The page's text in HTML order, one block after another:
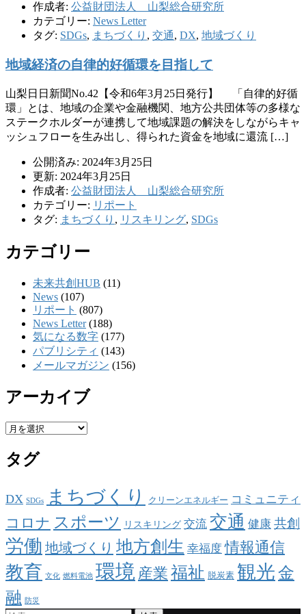
作成者: 公益財団法人 山梨総合研究所
カテゴリー: News Letter
タグ: SDGs, まちづくり , 交通, DX, 地域づくり
地域経済の自律的好循環を目指して
山梨日日新聞No.42【令和6年3月25日発行】 「自律的好循
環」とは、地域の企業や金融機関、地方公共団体等の多様な
ステークホルダーが連携して地域課題の解決をしながらキャ
ッシュフローを生み出し、得られた資金を地域に還流 […]
公開済み: 2024年3月25日
更新: 2024年3月25日
作成者: 公益財団法人 山梨総合研究所
カテゴリー: リポート
タグ: まちづくり , リスキリング, SDGs
カテゴリー
未来共創HUB (11)
News (107)
リポート (807)
News Letter(188)
気になる数字 (177)
パブリシティ (143)
メールマガジン (156)
アーカイブ
ア
カ
イ
タグ
DX SDGs まちづくり クリーンエネルギー コミュニティ
コロナ スポーツ リスキリング 交流 交通 健康 共創
労働 地域づくり 地方創生 幸福度 情報通信
教育 文化 燃料電池 環境 産業 福祉 脱炭素 観光金
融
防災